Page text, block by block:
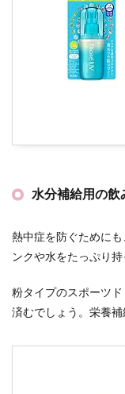
水分補給用の飲
熱中症を防ぐために
ンクや水をたっぷり持
粉タイプのスポーツ
済むでしょう。栄養補